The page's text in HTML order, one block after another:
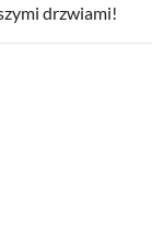
drzwiami!